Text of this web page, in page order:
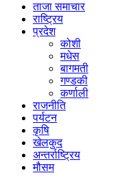
ताजा समाचार
राष्ट्रिय
प्रदेश
कोशी
मधेस
बागमती
गण्डकी
कर्णाली
राजनीति
पर्यटन
कृषि
खेलकुद
अन्तर्राष्ट्रिय
मौसम